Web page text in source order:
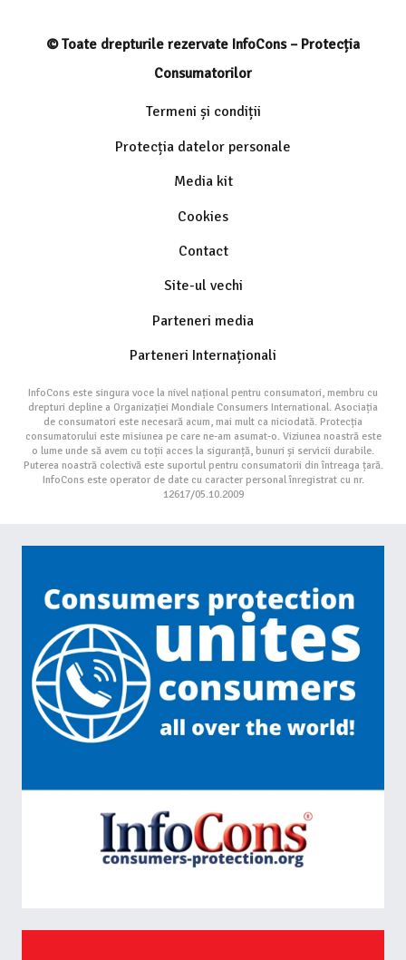
© Toate drepturile rezervate InfoCons – Protecția
Consumatorilor
Termeni și condiții
Protecția datelor personale
Media kit
Cookies
Contact
Site-ul vechi
Parteneri media
Parteneri Internaționali
InfoCons este singura voce la nivel național pentru consumatori, membru cu
drepturi depline a Organizației Mondiale Consumers International. Asociația
de consumatori este necesară acum, mai mult ca niciodată. Protecția
consumatorului este misiunea pe care ne-am asumat-o. Viziunea noastră este
o lume unde să avem cu toții acces la siguranță, bunuri și servicii durabile.
Puterea noastră colectivă este suportul pentru consumatorii din întreaga țară.
InfoCons este operator de date cu caracter personal înregistrat cu nr.
12617/05.10.2009